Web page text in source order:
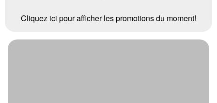
Cliquez ici pour afficher les promotions du moment!